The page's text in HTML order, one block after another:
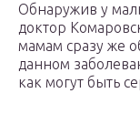
Обнаружив у
доктор
мамам сразу же
данном
как могут быть